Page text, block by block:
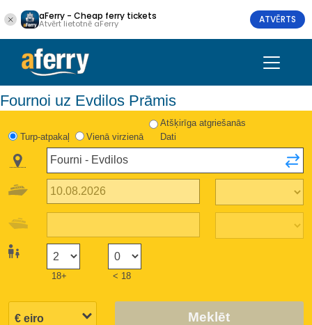
aFerry - Cheap ferry tickets
Atvērt lietotnē aFerry ATVĒRTS
Fournoi uz Evdilos Prāmis
Turp-atpakaļ Vienā virzienā
Atšķirīga atgriešanās
Dati
18+ < 18
Meklēt